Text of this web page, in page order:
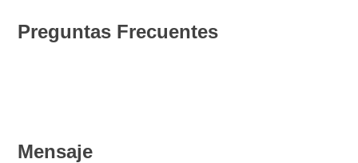
Preguntas Frecuentes
Mensaje